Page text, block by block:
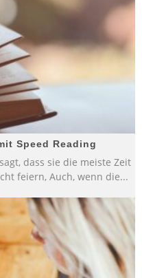
Speed Reading
dass sie die meiste Zeit
feiern, Auch, wenn die...